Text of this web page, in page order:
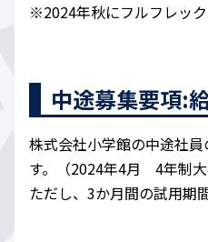
※2024年秋にフルフレッ
中途募集要項:
株式会社小学館の中途社
す。（2024年4月 4年制大
ただし、3か月間の試用期